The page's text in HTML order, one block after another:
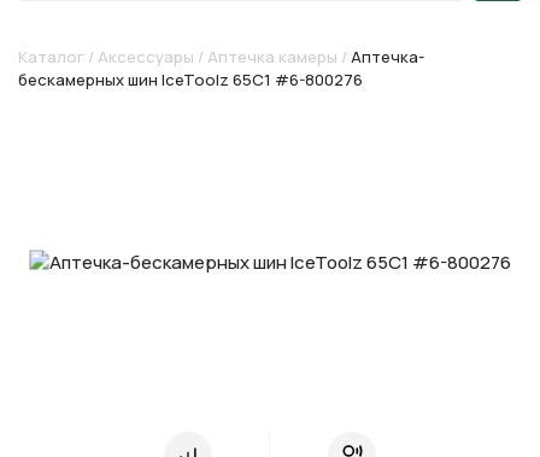
Каталог / Аксессуары / Аптечка камеры / Аптечка-
бескамерных шин IceToolz 65C1 #6-800276